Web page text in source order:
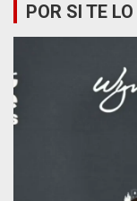
POR SI TE